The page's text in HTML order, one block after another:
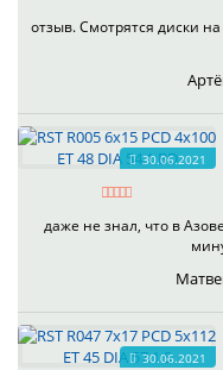
отзыв. Смотрятся диски
30.06.2021
даже не знал, что в
30.06.2021